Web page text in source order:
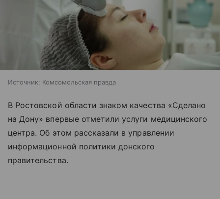
Источник: Комсомольская правда
В Ростовской области знаком качества «Сделано
на Дону» впервые отметили услуги медицинского
центра. Об этом рассказали в управлении
информационной политики донского
правительства.